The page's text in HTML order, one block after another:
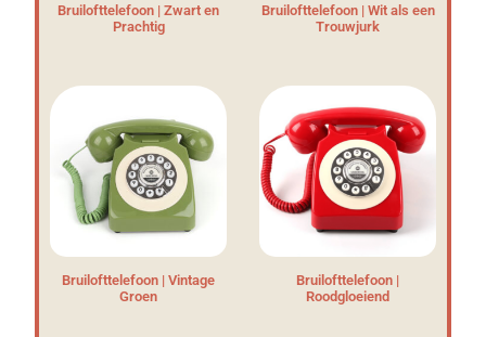
Bruilofttelefoon | Zwart en
Prachtig
Bruilofttelefoon | Wit als een
Trouwjurk
Bruilofttelefoon | Vintage
Groen
Bruilofttelefoon |
Roodgloeiend